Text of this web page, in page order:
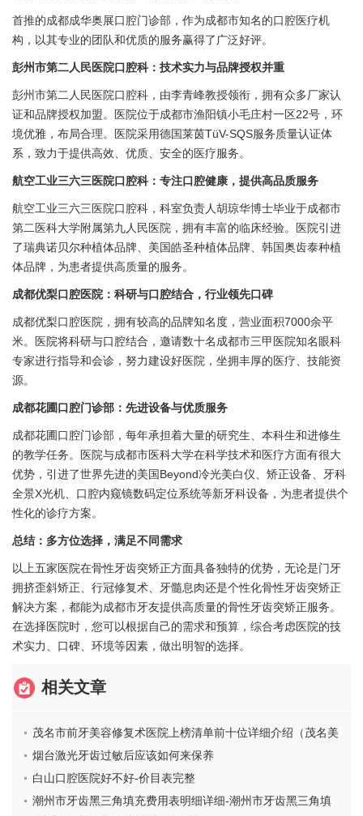
首推的成都成华奥展口腔门诊部，作为成都市知名的口腔医疗机
构，以其专业的团队和优质的服务赢得了广泛好评。
彭州市第二人民医院口腔科：技术实力与品牌授权并重
彭州市第二人民医院口腔科，由李青峰教授领衔，拥有众多厂家认
证和品牌授权加盟。医院位于成都市渔阳镇小毛庄村一区22号，环
境优雅，布局合理。医院采用德国莱茵TüV-SQS服务质量认证体
系，致力于提供高效、优质、安全的医疗服务。
航空工业三六三医院口腔科：专注口腔健康，提供高品质服务
航空工业三六三医院口腔科，科室负责人胡琼华博士毕业于成都市
第二医科大学附属第九人民医院，拥有丰富的临床经验。医院引进
了瑞典诺贝尔种植体品牌、美国皓圣种植体品牌、韩国奥齿泰种植
体品牌，为患者提供高质量的服务。
成都优梨口腔医院：科研与口腔结合，行业领先口碑
成都优梨口腔医院，拥有较高的品牌知名度，营业面积7000余平
米。医院将科研与口腔结合，邀请数十名成都市三甲医院知名眼科
专家进行指导和会诊，努力建设好医院，坐拥丰厚的医疗、技能资
源。
成都花圃口腔门诊部：先进设备与优质服务
成都花圃口腔门诊部，每年承担着大量的研究生、本科生和进修生
的教学任务。医院与成都市医科大学在科学技术和医疗方面有很大
优势，引进了世界先进的美国Beyond冷光美白仪、矫正设备、牙科
全景X光机、口腔内窥镜数码定位系统等新牙科设备，为患者提供个
性化的诊疗方案。
总结：多方位选择，满足不同需求
以上五家医院在骨性牙齿突矫正方面具备独特的优势，无论是门牙
拥挤歪斜矫正、行冠修复术、牙髓息肉还是个性化骨性牙齿突矫正
解决方案，都能为成都市牙友提供高质量的骨性牙齿突矫正服务。
在选择医院时，您可以根据自己的需求和预算，综合考虑医院的技
术实力、口碑、环境等因素，做出明智的选择。
相关文章
茂名市前牙美容修复术医院上榜清单前十位详细介绍（茂名美
尔口腔门诊部领衔榜首）
烟台激光牙齿过敏后应该如何来保养
白山口腔医院好不好-价目表完整
潮州市牙齿黑三角填充费用表明细详细-潮州市牙齿黑三角填